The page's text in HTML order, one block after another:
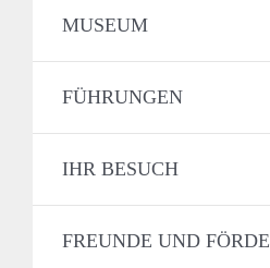
MUSEUM
FÜHRUNGEN
IHR BESUCH
FREUNDE UND